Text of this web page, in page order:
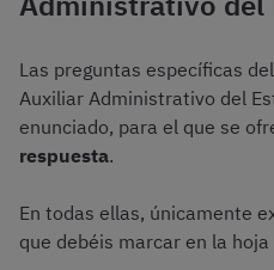
Las preguntas específicas
Auxiliar Administrativo del
enunciado, para el que se
respuesta.
En todas ellas, únicamente
que debéis marcar en la